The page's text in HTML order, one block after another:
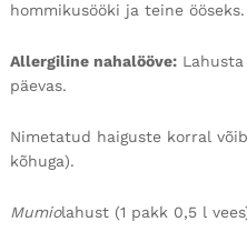
hommikusööki ja teine ööseks.
Allergiline nahalööve:
päevas.
Nimetatud haiguste korral
kõhuga).
Mumiolahust (1 pakk 0,5 l